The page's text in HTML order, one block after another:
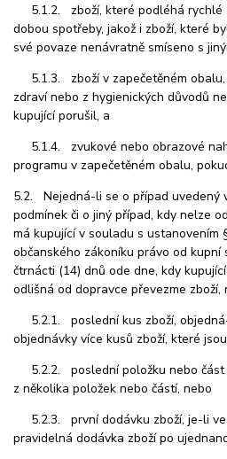
5.1.2. zboží, které podléhá rychlé
dobou spotřeby, jakož i zboží, které
své povaze nenávratně smíseno s
5.1.3. zboží v zapečetěném
zdraví nebo z hygienických důvodů
kupující porušil, a
5.1.4. zvukové nebo obrazové
programu v zapečetěném obalu,
5.2. Nejedná-li se o případ uvedený
podmínek či o jiný případ, kdy nelze
má kupující v souladu s ustanovením
občanského zákoníku právo od
čtrnácti (14) dnů ode dne, kdy
odlišná od dopravce převezme zboží,
5.2.1. poslední kus zboží,
objednávky více kusů zboží, které
5.2.2. poslední položku nebo část
z několika položek nebo částí, nebo
5.2.3. první dodávku zboží, je-li ve
pravidelná dodávka zboží po